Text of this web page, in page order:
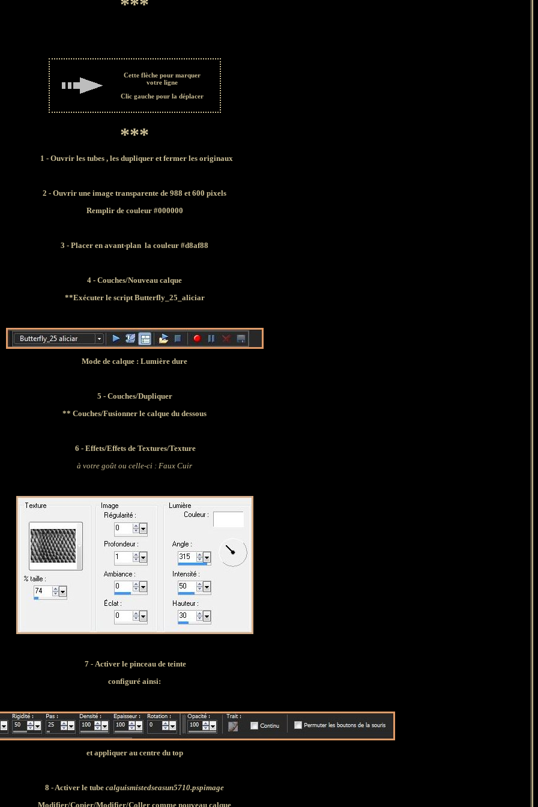
Cette flèche pour marquer
votre ligne
Clic gauche pour la déplacer
***
1 - Ouvrir les tubes , les dupliquer et fermer les originaux
2 - Ouvrir une image transparente de 988 et 600 pixels
Remplir de couleur #000000
3 - Placer en avant-plan la couleur #d8af88
4 - Couches/Nouveau calque
**Exécuter le script Butterfly_25_aliciar
Mode de calque : Lumière dure
5 - Couches/Dupliquer
** Couches/Fusionner le calque du dessous
6 - Effets/Effets de Textures/Texture
à votre goût ou celle-ci : Faux Cuir
7 - Activer le pinceau de teinte
configuré ainsi:
et appliquer au centre du top
8 - Activer le tube calguismistedseasun5710.pspimage
Modifier/Copier/Modifier/Coller comme nouveau calque